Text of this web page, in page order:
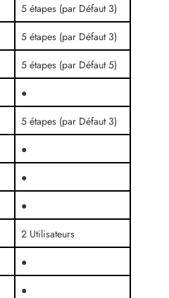
5 étapes (par Défaut 3)
5 étapes (par Défaut 3)
5 étapes (par Défaut 5)
●
5 étapes (par Défaut 3)
●
●
●
2 Utilisateurs
●
●